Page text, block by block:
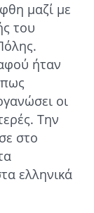
μαζί με
του
ήταν
οι
Την
στο
ελληνικά